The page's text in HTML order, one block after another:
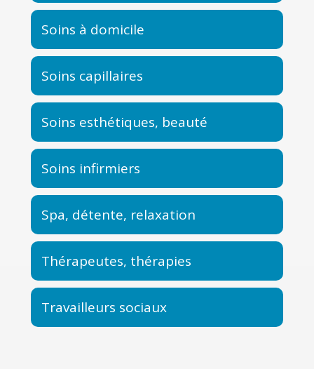
Soins à domicile
Soins capillaires
Soins esthétiques, beauté
Soins infirmiers
Spa, détente, relaxation
Thérapeutes, thérapies
Travailleurs sociaux